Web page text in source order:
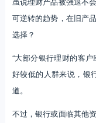
可逆转的趋势，在旧产
选择？
“大部分银行理财的客
好较低的人群来说，银
道。
不过，银行或面临其他